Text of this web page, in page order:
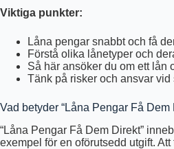
Viktiga punkter:
Låna pengar snabbt och få
Förstå olika lånetyper och
Så här ansöker du om ett lån
Tänk på risker och ansvar vid
Vad betyder “Låna Pengar Få Dem
“Låna Pengar Få Dem Direkt”
exempel för en oförutsedd utgift.